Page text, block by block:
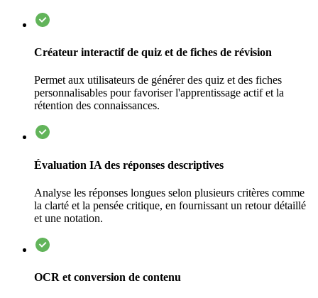
Créateur interactif de quiz et de fiches de révision
Permet aux utilisateurs de générer des quiz et des fiches
personnalisables pour favoriser l'apprentissage actif et la
rétention des connaissances.
Évaluation IA des réponses descriptives
Analyse les réponses longues selon plusieurs critères comme
la clarté et la pensée critique, en fournissant un retour détaillé
et une notation.
OCR et conversion de contenu